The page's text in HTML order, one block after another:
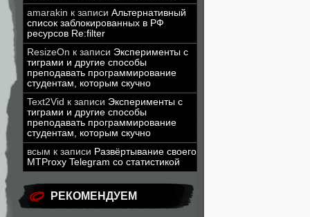
amarakin к записи Альтернативный
список заблокированных в РФ
ресурсов Re:filter
ResizeOn к записи Эксперименты с
тиграми и другие способы
преподавать программирование
студентам, которым скучно
Text2Vid к записи Эксперименты с
тиграми и другие способы
преподавать программирование
студентам, которым скучно
всым к записи Развёртывание своего
MTProxy Telegram со статистикой
РЕКОМЕНДУЕМ